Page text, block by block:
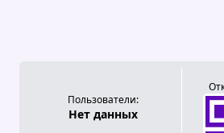
Пользователи:
Нет данных